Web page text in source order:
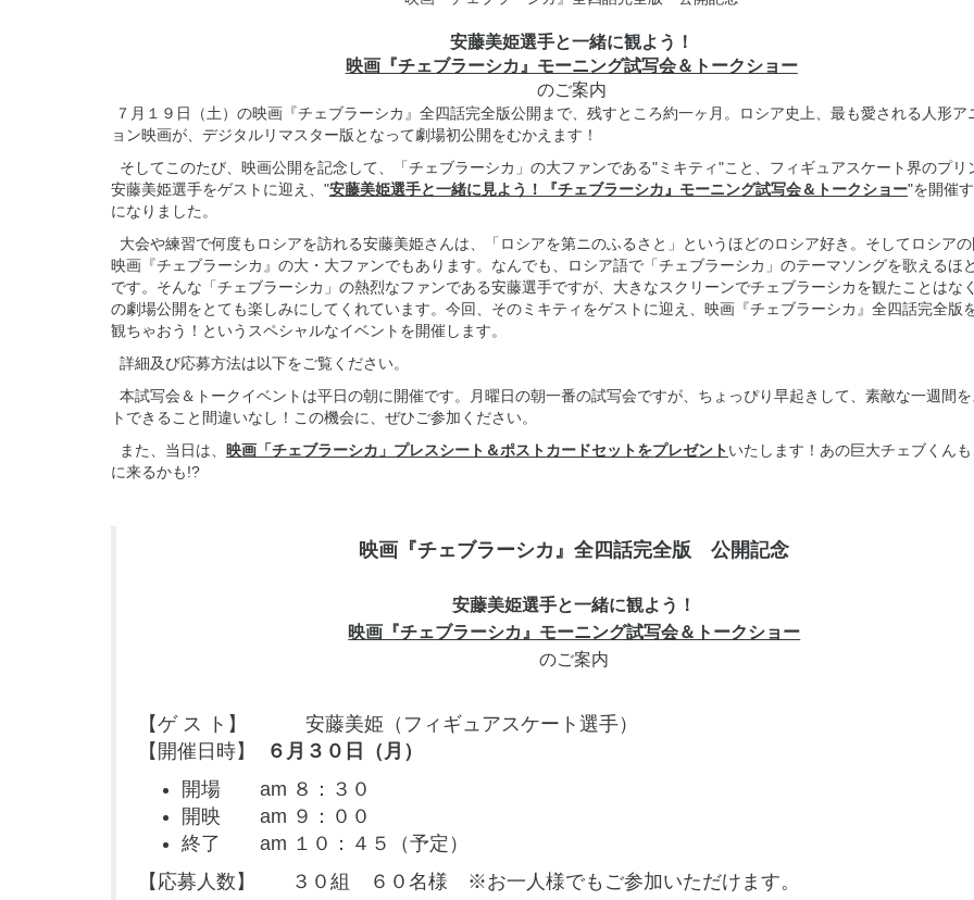
安藤美姫選手と一緒に観よう！
映画『チェブラーシカ』モーニング試写会＆トークショー
のご案内
７月１９日（土）の映画『チェブラーシカ』全四話完全版公開まで、残すところ約一ヶ月。ロシア史上、最も愛される人形ア
ョン映画が、デジタルリマスター版となって劇場初公開をむかえます！
そしてこのたび、映画公開を記念して、「チェブラーシカ」の大ファンである"ミキティ"こと、フィギュアスケート界のプリ
安藤美姫選手をゲストに迎え、"安藤美姫選手と一緒に見よう！『チェブラーシカ』モーニング試写会＆トークショー"を開催
になりました。
大会や練習で何度もロシアを訪れる安藤美姫さんは、「ロシアを第ニのふるさと」というほどのロシア好き。そしてロシア
映画『チェブラーシカ』の大・大ファンでもあります。なんでも、ロシア語で「チェブラーシカ」のテーマソングを歌えるほ
です。そんな「チェブラーシカ」の熱烈なファンである安藤選手ですが、大きなスクリーンでチェブラーシカを観たことはな
の劇場公開をとても楽しみにしてくれています。今回、そのミキティをゲストに迎え、映画『チェブラーシカ』全四話完全版
観ちゃおう！というスペシャルなイベントを開催します。
詳細及び応募方法は以下をご覧ください。
本試写会＆トークイベントは平日の朝に開催です。月曜日の朝一番の試写会ですが、ちょっぴり早起きして、素敵な一週間
トできること間違いなし！この機会に、ぜひご参加ください。
また、当日は、 映画「チェブラーシカ」プレスシート＆ポストカードセットをプレゼントいたします！あの巨大チェブくん
に来るかも!?
映画『チェブラーシカ』全四話完全版 公開記念
安藤美姫選手と一緒に観よう！
映画『チェブラーシカ』モーニング試写会＆トークショー
のご案内
【ゲ ス ト】 安藤美姫（フィギュアスケート選手）
【開催日時】
６月３０日（月）
開場 am ８：３０
開映 am ９：００
終了 am １０：４５（予定）
【応募人数】 ３０組 ６０名様 ※お一人様でもご参加いただけます。